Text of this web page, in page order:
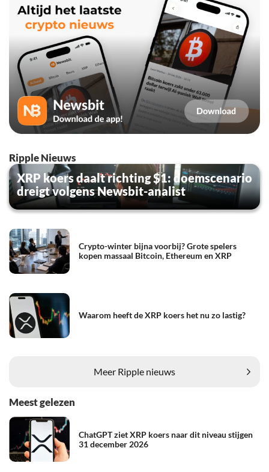
Ripple Nieuws
XRP koers daalt richting $1: doemscenario
dreigt volgens Newsbit-analist
Crypto-winter bijna voorbij? Grote spelers
kopen massaal Bitcoin, Ethereum en XRP
Waarom heeft de XRP koers het nu zo lastig?
Meer Ripple nieuws
Meest gelezen
ChatGPT ziet XRP koers naar dit niveau stijgen
31 december 2026